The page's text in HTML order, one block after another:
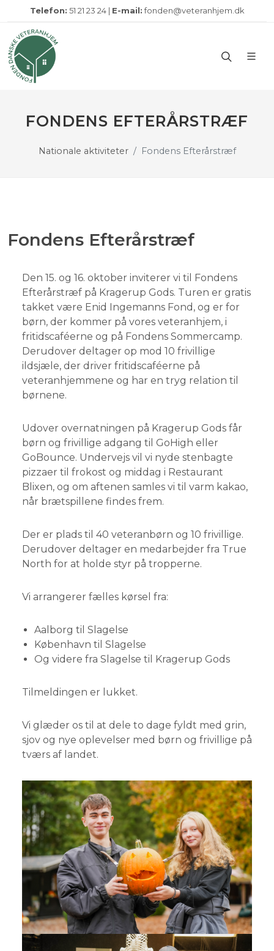
Telefon: 51 21 23 24 | E-mail: fonden@veteranhjem.dk
FONDENS EFTERÅRSTRÆF
Nationale aktiviteter Fondens Efterårstræf
Fondens Efterårstræf
Den 15. og 16. oktober inviterer vi til Fondens
Efterårstræf på Kragerup Gods. Turen er gratis
takket være Enid Ingemanns Fond, og er for
børn, der kommer på vores veteranhjem, i
fritidscaféerne og på Fondens Sommercamp.
Derudover deltager op mod 10 frivillige
ildsjæle, der driver fritidscaféerne på
veteranhjemmene og har en tryg relation til
børnene.
Udover overnatningen på Kragerup Gods får
børn og frivillige adgang til GoHigh eller
GoBounce. Undervejs vil vi nyde stenbagte
pizzaer til frokost og middag i Restaurant
Blixen, og om aftenen samles vi til varm kakao,
når brætspillene findes frem.
Der er plads til 40 veteranbørn og 10 frivillige.
Derudover deltager en medarbejder fra True
North for at holde styr på tropperne.
Vi arrangerer fælles kørsel fra:
Aalborg til Slagelse
København til Slagelse
Og videre fra Slagelse til Kragerup Gods
Tilmeldingen er lukket.
Vi glæder os til at dele to dage fyldt med grin,
sjov og nye oplevelser med børn og frivillige på
tværs af landet.